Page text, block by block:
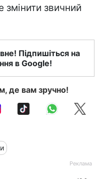
змінити звичний
Підпишіться на
в Google!
де вам зручно!